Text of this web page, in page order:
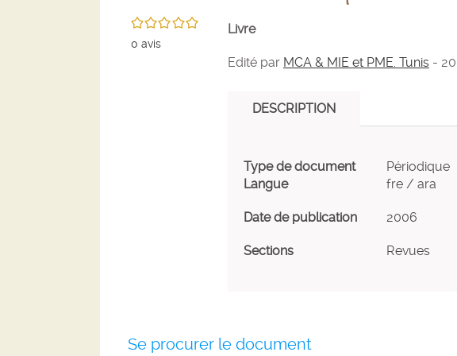
/5
0 avis
Livre
Edité par MCA & MIE et PME. Tunis-
DESCRIPTION
Type de document
Périodique
Langue
fre / ara
Date de publication 2006
Sections Revues
Se procurer le document